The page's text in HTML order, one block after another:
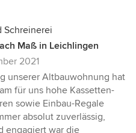
Schreinerei
Maß in Leichlingen
2021
unserer Altbauwohnung hat
für uns hohe Kassetten-
sowie Einbau-Regale
absolut zuverlässig,
engagiert war die